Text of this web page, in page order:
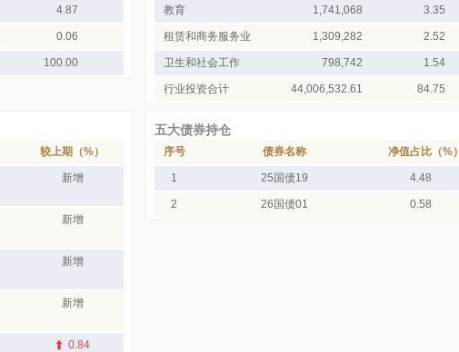
4.87
0.06
100.00
教育 1,741,068 3.35
租赁和商务服务业 1,309,282 2.52
卫生和社会工作 798,742 1.54
行业投资合计 44,006,532.61 84.75
较上期（%）
新增
新增
新增
新增
0.84
五大债券持仓
序号 债券名称 净值占比（%）
1 25国债19 4.48
2 26国债01 0.58